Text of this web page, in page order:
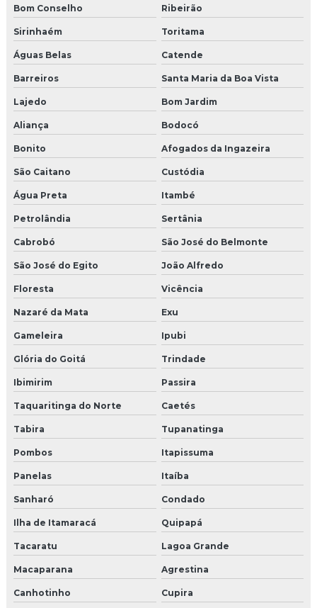
Bom Conselho Ribeirão
Sirinhaém Toritama
Águas Belas Catende
Barreiros Santa Maria da Boa Vista
Lajedo Bom Jardim
Aliança Bodocó
Bonito Afogados da Ingazeira
São Caitano Custódia
Água Preta Itambé
Petrolândia Sertânia
Cabrobó São José do Belmonte
São José do Egito João Alfredo
Floresta Vicência
Nazaré da Mata Exu
Gameleira Ipubi
Glória do Goitá Trindade
Ibimirim Passira
Taquaritinga do Norte Caetés
Tabira Tupanatinga
Pombos Itapissuma
Panelas Itaíba
Sanharó Condado
Ilha de Itamaracá Quipapá
Tacaratu Lagoa Grande
Macaparana Agrestina
Canhotinho Cupira